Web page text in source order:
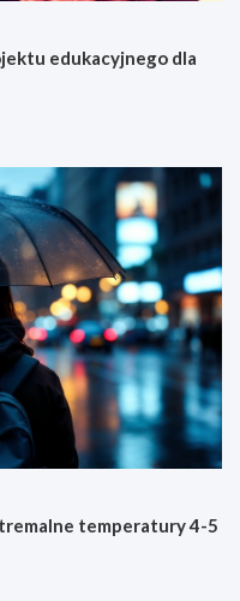
edukacyjnego dla
temperatury 4-5